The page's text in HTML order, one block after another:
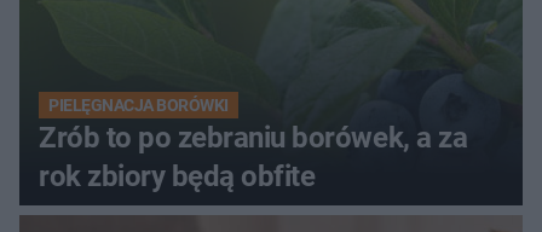
PIELĘGNACJA BORÓWKI
Zrób to po zebraniu borówek, a za
rok zbiory będą obfite